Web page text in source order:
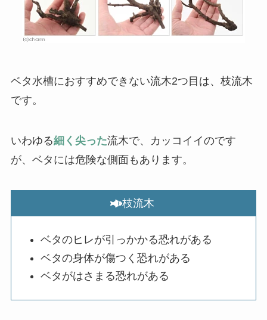
ベタ水槽におすすめできない流木2つ目は、枝流木
です。
いわゆる細く尖った流木で、カッコイイのです
が、ベタには危険な側面もあります。
枝流木
ベタのヒレが引っかかる恐れがある
ベタの身体が傷つく恐れがある
ベタがはさまる恐れがある